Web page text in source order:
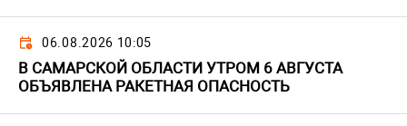
06.08.2026 10:05
В САМАРСКОЙ ОБЛАСТИ УТРОМ 6 АВГУСТА
ОБЪЯВЛЕНА РАКЕТНАЯ ОПАСНОСТЬ